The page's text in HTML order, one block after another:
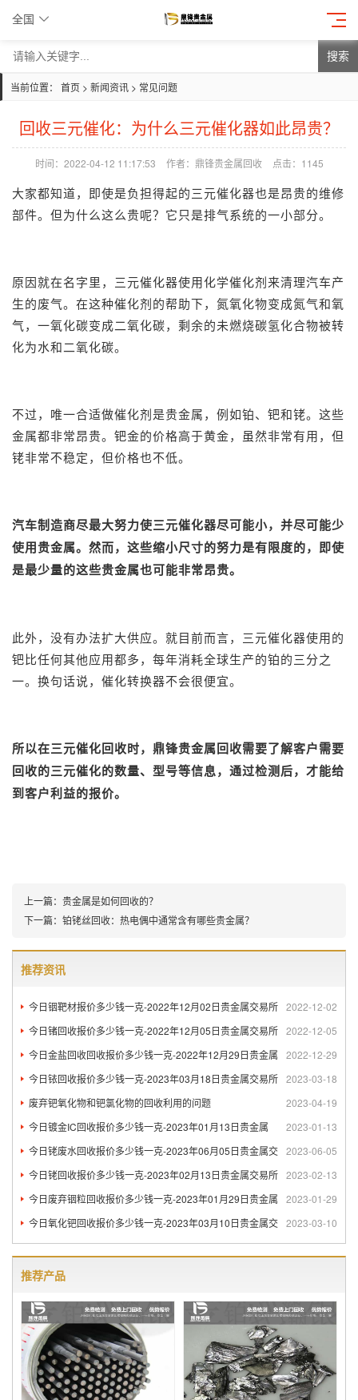
全国
搜索
当前位置： 首页 > 新闻资讯 > 常见问题
回收三元催化：为什么三元催化器如此昂贵？
时间：2022-04-12 11:17:53 作者：鼎锋贵金属回收 点击： 1145
大家都知道，即使是负担得起的三元催化器也是昂贵的维修
部件。但为什么这么贵呢？它只是排气系统的一小部分。
原因就在名字里，三元催化器使用化学催化剂来清理汽车产
生的废气。在这种催化剂的帮助下，氮氧化物变成氮气和氧
气，一氧化碳变成二氧化碳，剩余的未燃烧碳氢化合物被转
化为水和二氧化碳。
不过，唯一合适做催化剂是贵金属，例如铂、 钯和铑。这些
金属都非常昂贵。 钯金的价格高于黄金，虽然非常有用，但
铑非常不稳定，但价格也不低。
汽车制造商尽最大努力使三元催化器尽可能小，并尽可能少
使用贵金属。然而，这些缩小尺寸的努力是有限度的，即使
是最少量的这些贵金属也可能非常昂贵。
此外，没有办法扩大供应。就目前而言，三元催化器使用的
钯比任何其他应用都多，每年消耗全球生产的铂的三分之
一。换句话说，催化转换器不会很便宜。
所以在三元催化回收时， 鼎锋贵金属回收需要了解客户需要
回收的三元催化的数量、型号等信息，通过检测后，才能给
到客户利益的报价。
上一篇： 贵金属是如何回收的？
下一篇： 铂铑丝回收：热电偶中通常含有哪些贵金属？
推荐资讯
2022-12-02
今日铟靶材报价多少钱一克-2022年12月02日贵金属交易所
2022-12-05
今日锗回收报价多少钱一克-2022年12月05日贵金属交易所
2022-12-29
今日金盐回收回收报价多少钱一克-2022年12月29日贵金属
2023-03-18
今日铱回收报价多少钱一克-2023年03月18日贵金属交易所
2023-04-19
废弃钯氧化物和钯氯化物的回收利用的问题
2023-01-13
今日镀金IC回收报价多少钱一克-2023年01月13日贵金属
2023-06-05
今日铑废水回收报价多少钱一克-2023年06月05日贵金属交
2023-02-13
今日铑回收报价多少钱一克-2023年02月13日贵金属交易所
2023-01-29
今日废弃铟粒回收报价多少钱一克-2023年01月29日贵金属
2023-03-10
今日氧化钯回收报价多少钱一克-2023年03月10日贵金属交
推荐产品